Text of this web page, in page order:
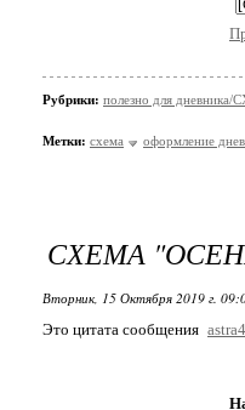
Рубрики: полезно для
Метки: схема оформление
СХЕМА
Вторник, 15 Октября 2019 г.
Это цитата сообщения astra4